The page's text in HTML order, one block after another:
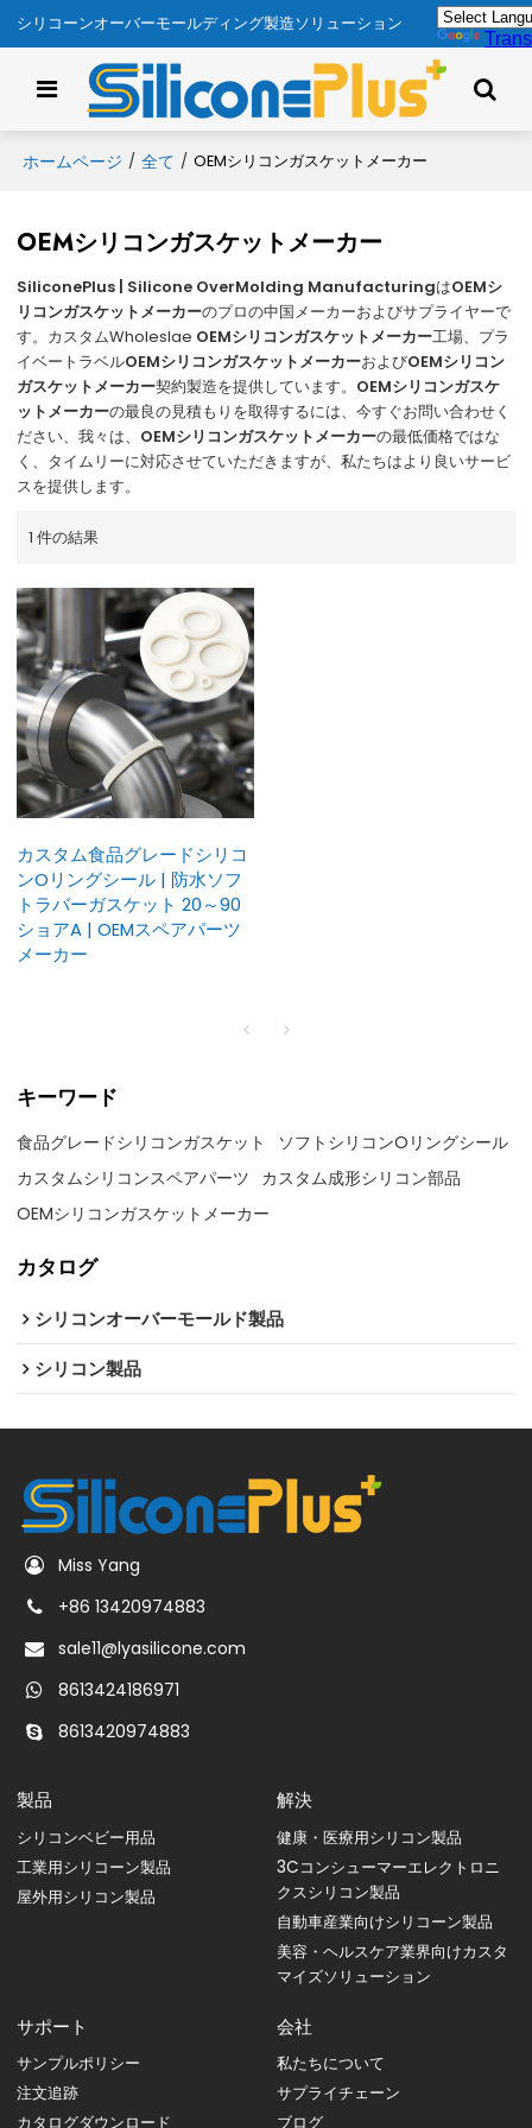
シリコーンオーバーモールディング製造ソリューション
ホームページ / 全て / OEMシリコンガスケットメーカー
OEMシリコンガスケットメーカー
SiliconePlus | Silicone OverMolding ManufacturingはOEMシ
リコンガスケットメーカーのプロの中国メーカーおよびサプライヤーで
す。カスタムWholeslae OEMシリコンガスケットメーカー工場、プラ
イベートラベルOEMシリコンガスケットメーカーおよびOEMシリコン
ガスケットメーカー契約製造を提供しています。 OEMシリコンガスケ
ットメーカーの最良の見積もりを取得するには、今すぐお問い合わせく
ださい、我々は、 OEMシリコンガスケットメーカーの最低価格ではな
く、タイムリーに対応させていただきますが、私たちはより良いサービ
スを提供します。
1 件の結果
カスタム食品グレードシリコ
ンOリングシール | 防水ソフ
トラバーガスケット 20～90
ショアA | OEMスペアパーツ
メーカー
キーワード
食品グレードシリコンガスケット
ソフトシリコンOリングシール
カスタムシリコンスペアパーツ カスタム成形シリコン部品
OEMシリコンガスケットメーカー
カタログ
シリコンオーバーモールド製品
シリコン製品
Miss Yang
+86 13420974883
sale11@lyasilicone.com
8613424186971
8613420974883
製品
シリコンベビー用品
工業用シリコーン製品
屋外用シリコン製品
解決
健康・医療用シリコン製品
3Cコンシューマーエレクトロニ
クスシリコン製品
自動車産業向けシリコーン製品
美容・ヘルスケア業界向けカスタ
マイズソリューション
サポート
サンプルポリシー
注文追跡
カタログダウンロード
会社
私たちについて
サプライチェーン
ブログ